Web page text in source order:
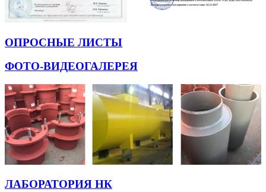
ОПРОСНЫЕ ЛИСТЫ
ФОТО-ВИДЕОГАЛЕРЕЯ
ЛАБОРАТОРИЯ НК